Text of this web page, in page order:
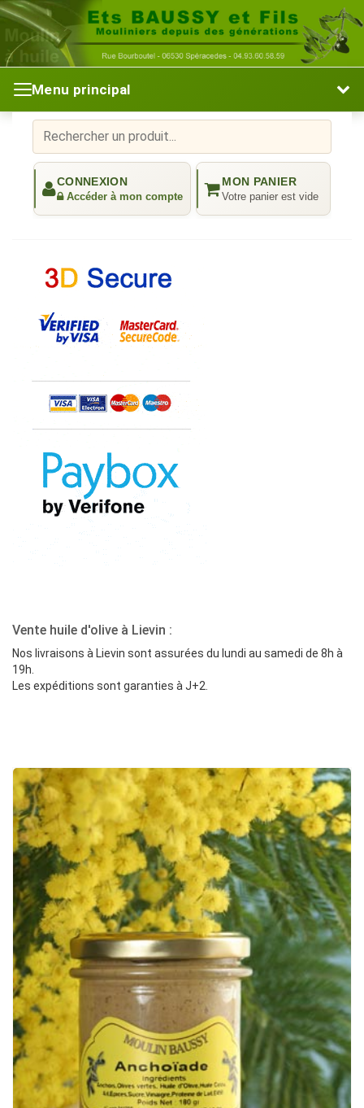
Menu principal
Vente huile d'olive à Lievin :
Nos livraisons à Lievin sont assurées du lundi au samedi de 8h à
19h.
Les expéditions sont garanties à J+2.